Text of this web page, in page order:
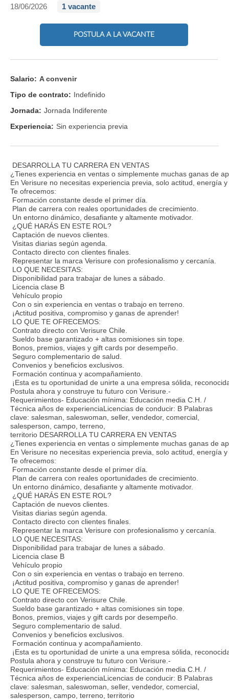
18/06/2026
1 vacante
POSTULA A LA VACANTE
Salario: A convenir
Tipo de contrato: Indefinido
Jornada: Jornada Indiferente
Experiencia: Sin experiencia previa
DESARROLLA TU CARRERA EN VENTAS
¿Tienes experiencia en ventas o simplemente muchas ganas de
En Verisure no necesitas experiencia previa, solo actitud, energía
Te ofrecemos:
Formación constante desde el primer día.
Plan de carrera con reales oportunidades de crecimiento.
Un entorno dinámico, desafiante y altamente motivador.
¿QUÉ HARÁS EN ESTE ROL?
Captación de nuevos clientes.
Visitas diarias según agenda.
Contacto directo con clientes finales.
Representar la marca Verisure con profesionalismo y cercanía.
LO QUE NECESITAS:
Disponibilidad para trabajar de lunes a sábado.
Licencia clase B
Vehículo propio
Con o sin experiencia en ventas o trabajo en terreno.
¡Actitud positiva, compromiso y ganas de aprender!
LO QUE TE OFRECEMOS:
Contrato directo con Verisure Chile.
Sueldo base garantizado + altas comisiones sin tope.
Bonos, premios, viajes y gift cards por desempeño.
Seguro complementario de salud.
Convenios y beneficios exclusivos.
Formación continua y acompañamiento.
¡Esta es tu oportunidad de unirte a una empresa sólida,
Postula ahora y construye tu futuro con Verisure.-
Requerimientos- Educación mínima: Educación media C.H. /
Técnica años de experienciaLicencias de conducir: B Palabras
clave: salesman, saleswoman, seller, vendedor, comercial,
salesperson, campo, terreno,
territorio DESARROLLA TU CARRERA EN VENTAS
¿Tienes experiencia en ventas o simplemente muchas ganas de
En Verisure no necesitas experiencia previa, solo actitud, energía
Te ofrecemos:
Formación constante desde el primer día.
Plan de carrera con reales oportunidades de crecimiento.
Un entorno dinámico, desafiante y altamente motivador.
¿QUÉ HARÁS EN ESTE ROL?
Captación de nuevos clientes.
Visitas diarias según agenda.
Contacto directo con clientes finales.
Representar la marca Verisure con profesionalismo y cercanía.
LO QUE NECESITAS:
Disponibilidad para trabajar de lunes a sábado.
Licencia clase B
Vehículo propio
Con o sin experiencia en ventas o trabajo en terreno.
¡Actitud positiva, compromiso y ganas de aprender!
LO QUE TE OFRECEMOS:
Contrato directo con Verisure Chile.
Sueldo base garantizado + altas comisiones sin tope.
Bonos, premios, viajes y gift cards por desempeño.
Seguro complementario de salud.
Convenios y beneficios exclusivos.
Formación continua y acompañamiento.
¡Esta es tu oportunidad de unirte a una empresa sólida,
Postula ahora y construye tu futuro con Verisure.-
Requerimientos- Educación mínima: Educación media C.H. /
Técnica años de experienciaLicencias de conducir: B Palabras
clave: salesman, saleswoman, seller, vendedor, comercial,
salesperson, campo, terreno, territorio